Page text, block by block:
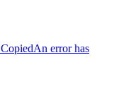
CopiedAn error has